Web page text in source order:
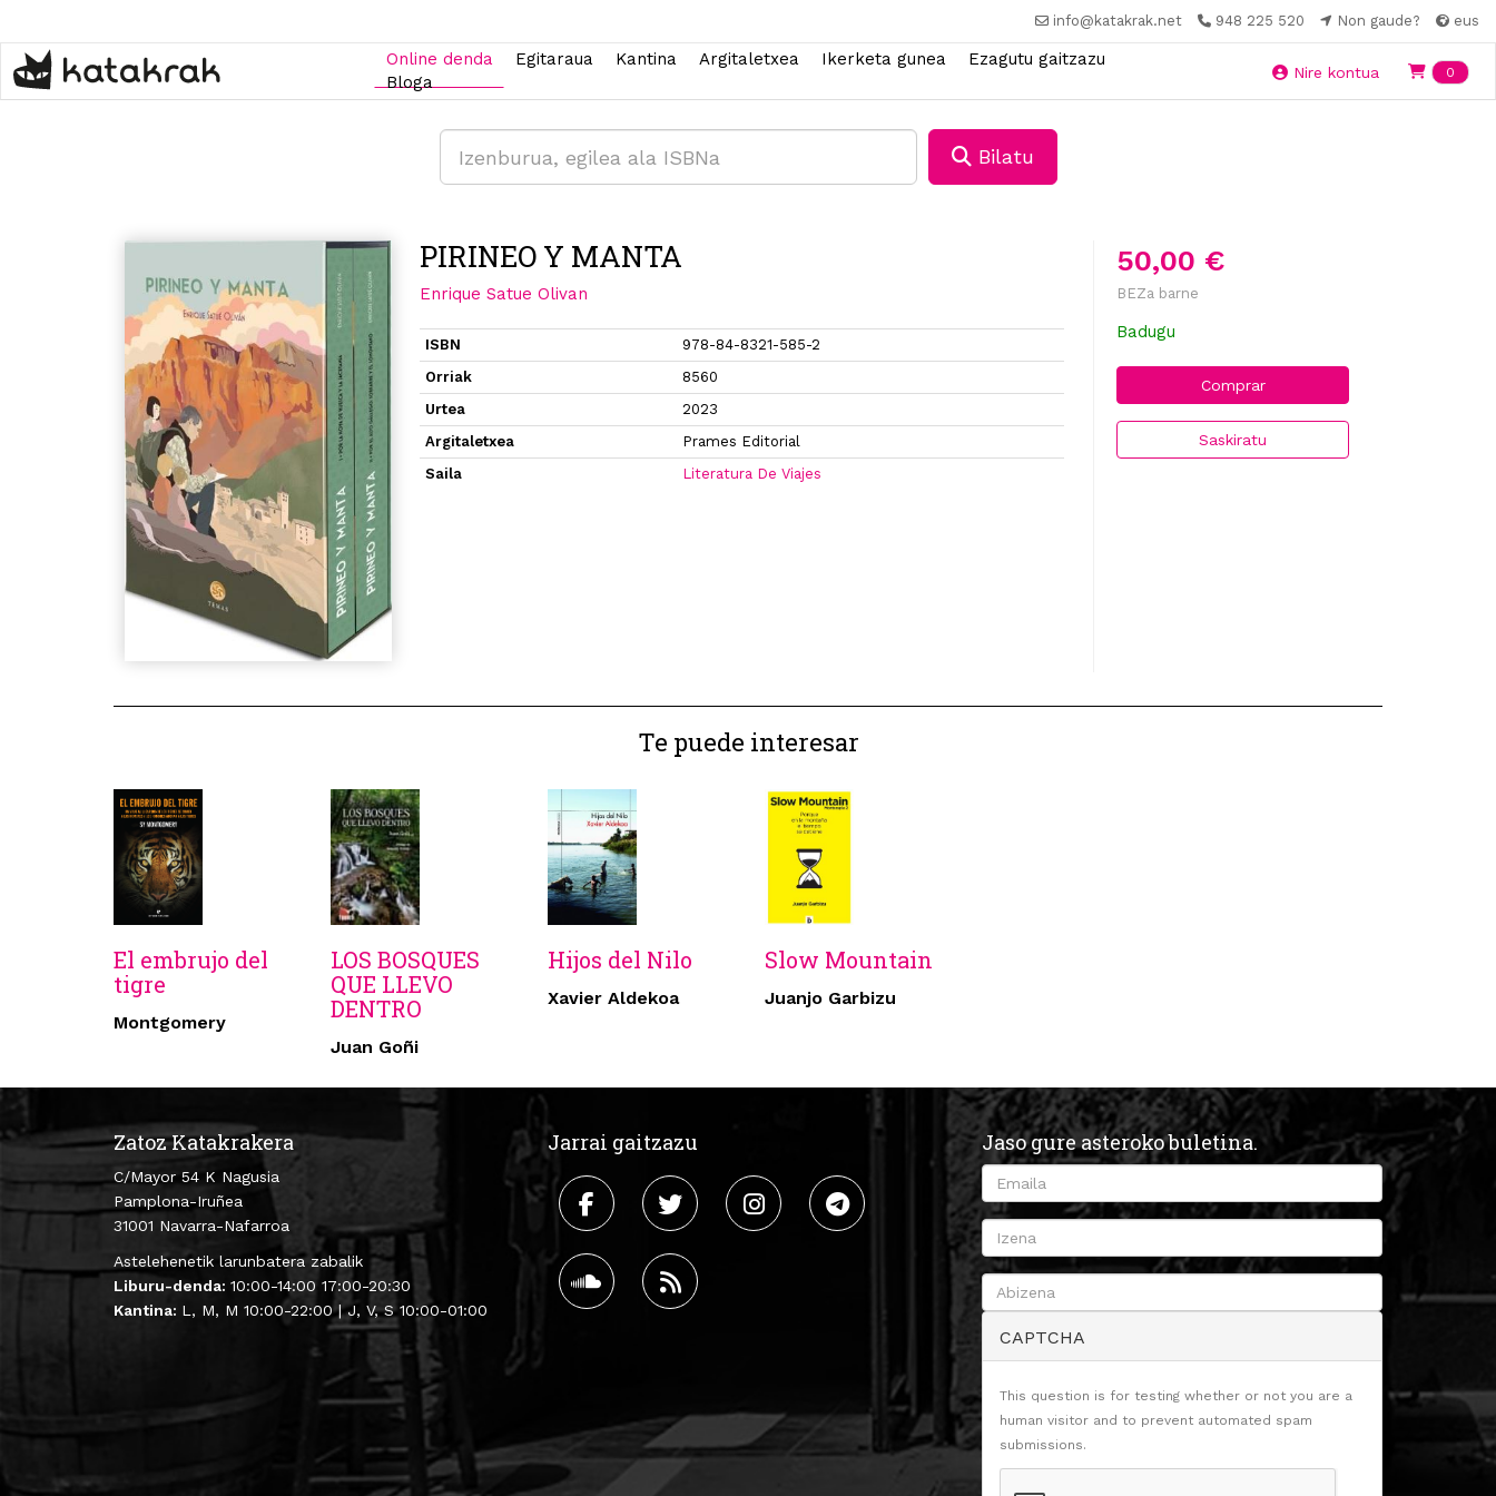
main
content
info@katakrak.net 948 225 520 Non gaude? eus
Online denda Egitaraua Kantina Argitaletxea Ikerketa gunea
Ezagutu gaitzazu
Bloga
Nire kontua 0
Bilatu
50,00 €
BEZa barne
Badugu
Comprar
Saskiratu
PIRINEO Y MANTA
Enrique Satue Olivan
ISBN
978-84-8321-585-2
Orriak
8560
Urtea
2023
Argitaletxea
Prames Editorial
Saila
Literatura De Viajes
Te puede interesar
El embrujo del
tigre
Montgomery
LOS BOSQUES
QUE LLEVO
DENTRO
Juan Goñi
Hijos del Nilo
Xavier Aldekoa
Slow Mountain
Juanjo Garbizu
Zatoz Katakrakera
C/Mayor 54 K Nagusia
Pamplona-Iruñea
31001 Navarra-Nafarroa
Astelehenetik larunbatera zabalik
Liburu-denda: 10:00-14:00 17:00-20:30
Kantina: L, M, M 10:00-22:00 | J, V, S 10:00-01:00
Jarrai gaitzazu Jaso gure asteroko buletina.
CAPTCHA
This question is for testing whether or not you are a
human visitor and to prevent automated spam
submissions.